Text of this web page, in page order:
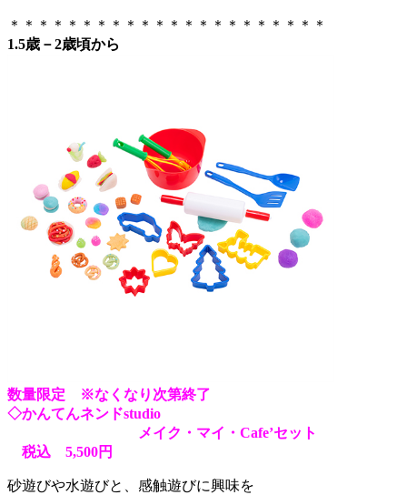
＊＊＊＊＊＊＊＊＊＊＊＊＊＊＊＊＊＊＊＊＊＊
1.5歳－2歳頃から
数量限定 ※なくなり次第終了
◇かんてんネンドstudio
メイク・マイ・Cafe’セット
税込 5,500円
砂遊びや水遊びと、感触遊びに興味を